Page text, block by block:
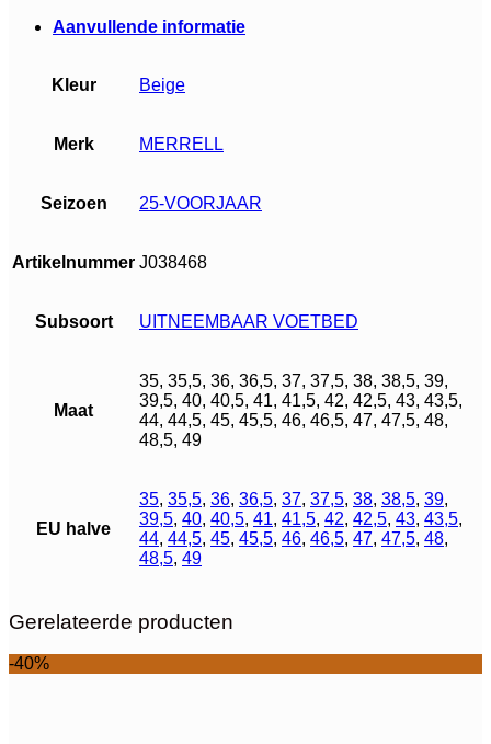
Aanvullende informatie
Kleur Beige
Merk MERRELL
Seizoen 25-VOORJAAR
Artikelnummer J038468
Subsoort UITNEEMBAAR VOETBED
Maat
35, 35,5, 36, 36,5, 37, 37,5, 38, 38,5, 39,
39,5, 40, 40,5, 41, 41,5, 42, 42,5, 43, 43,5,
44, 44,5, 45, 45,5, 46, 46,5, 47, 47,5, 48,
48,5, 49
EU halve
35, 35,5, 36, 36,5, 37, 37,5, 38, 38,5, 39,
39,5, 40, 40,5, 41, 41,5, 42, 42,5, 43, 43,5,
44, 44,5, 45, 45,5, 46, 46,5, 47, 47,5, 48,
48,5, 49
Gerelateerde producten
-40%